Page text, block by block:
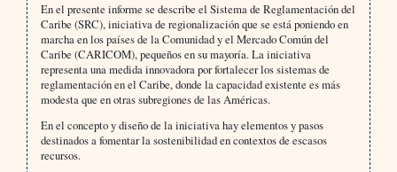
En el presente informe se describe el Sistema de Reglamentación del
Caribe (SRC), iniciativa de regionalización que se está poniendo en
marcha en los países de la Comunidad y el Mercado Común del
Caribe (CARICOM), pequeños en su mayoría. La iniciativa
representa una medida innovadora por fortalecer los sistemas de
reglamentación en el Caribe, donde la capacidad existente es más
modesta que en otras subregiones de las Américas.
En el concepto y diseño de la iniciativa hay elementos y pasos
destinados a fomentar la sostenibilidad en contextos de escasos
recursos.